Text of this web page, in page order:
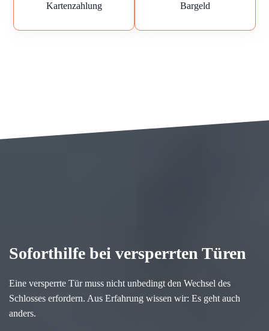
Kartenzahlung Bargeld
Soforthilfe bei versperrten Türen
Eine versperrte Tür muss nicht unbedingt den Wechsel des
Schlosses erfordern. Aus Erfahrung wissen wir: Es geht auch
anders.